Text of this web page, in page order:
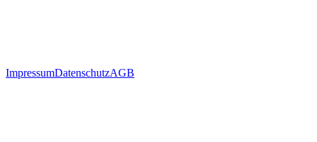
ImpressumDatenschutzAGB